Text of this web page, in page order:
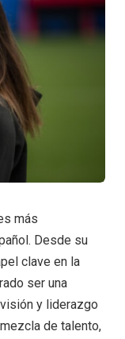
más
Desde su
clave en la
ser una
y liderazgo
de talento,